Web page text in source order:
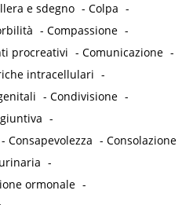
e sdegno -Colpa -
-Compassione -
procreativi -Comunicazione -
intracellulari -
-Condivisione -
-
-Consapevolezza -Consolazione
-
ormonale -